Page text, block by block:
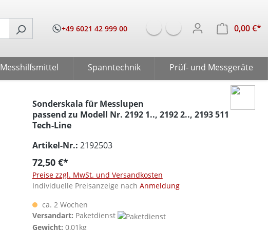
+49 6021 42 999 00
0,00 €*
Messhilfsmittel Spanntechnik Prüf- und Messgeräte
Sonderskala für Messlupen
passend zu Modell Nr. 2192 1.., 2192 2.., 2193 511
Tech-Line
Artikel-Nr.: 2192503
72,50 €*
Preise zzgl. MwSt. und Versandkosten
Individuelle Preisanzeige nach Anmeldung
ca. 2 Wochen
Versandart: Paketdienst
Gewicht: 0,01kg